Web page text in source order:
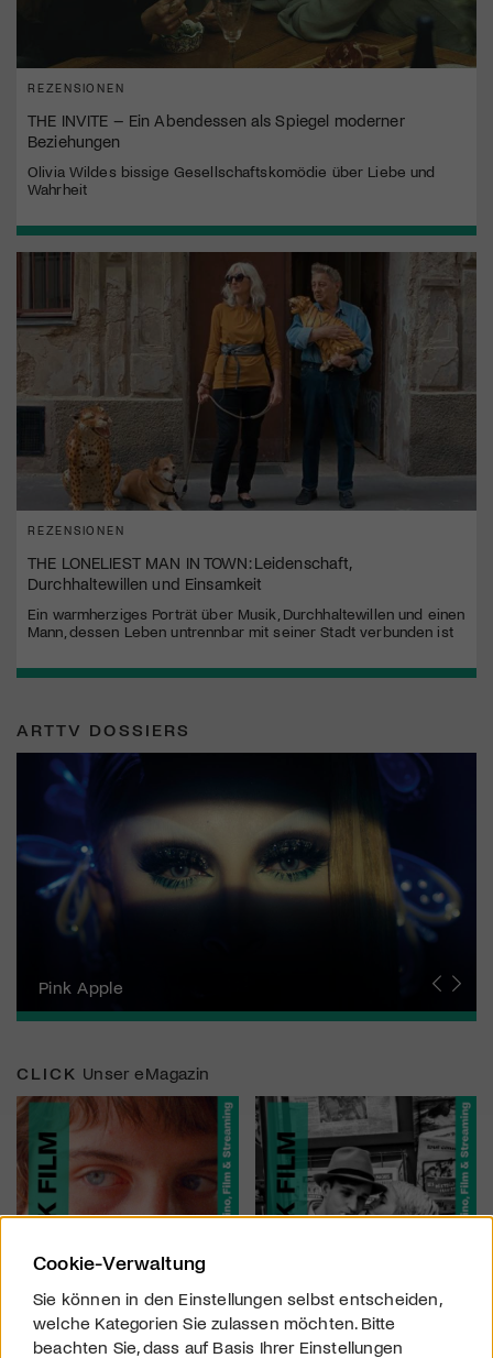
REZENSIONEN
THE INVITE – Ein Abendessen als Spiegel moderner
Beziehungen
Olivia Wildes bissige Gesellschaftskomödie über Liebe und
Wahrheit
REZENSIONEN
THE LONELIEST MAN IN TOWN: Leidenschaft,
Durchhaltewillen und Einsamkeit
Ein warmherziges Porträt über Musik, Durchhaltewillen und einen
Mann, dessen Leben untrennbar mit seiner Stadt verbunden ist
ARTTV DOSSIERS
Zurich Film Festival
Pink Apple
Locarno Film Festival
Human Rights Film Festival Zurich
Yesh! Neues aus der jüdischen Filmwelt
Neuchâtel International Fantastic Film Festival
Visions du Réel
Berlinale
Solothurner Filmtage
Geneva International Film Festival
CLICK Unser eMagazin
Cookie-Verwaltung
Sie können in den Einstellungen selbst entscheiden,
welche Kategorien Sie zulassen möchten. Bitte
beachten Sie, dass auf Basis Ihrer Einstellungen